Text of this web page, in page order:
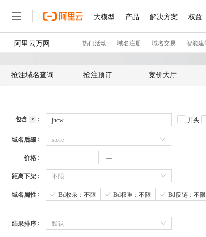
抢注域名查询 抢注预订 竞价大厅
包含 开头
域名后缀 store
价格
距离下架 不限
域名属性 Bd收录：不限 Bd权重：不限 Bd反链：不限
结果排序 默认